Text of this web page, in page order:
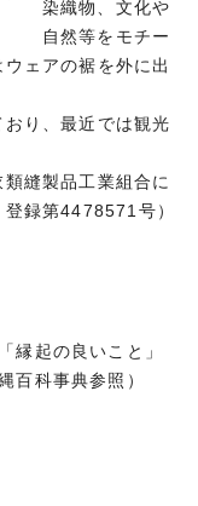
染織物、文化や
自然等をモチー
ェアの裾を外に出
り、最近では観光
縫製品工業組合に
録第4478571号）
縁起の良いこと」
百科事典参照）